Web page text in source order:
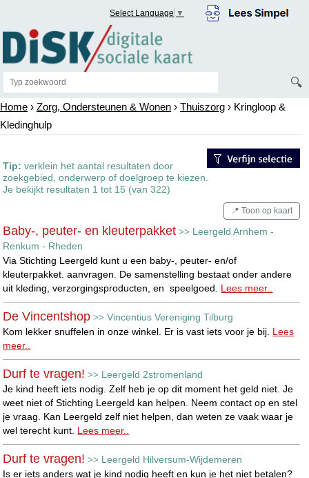
Select Language ▼
🔍
Home › Zorg, Ondersteunen & Wonen › Thuiszorg › Kringloop &
Kledinghulp
Tip: verklein het aantal resultaten door
zoekgebied, onderwerp of doelgroep te kiezen.
Je bekijkt resultaten 1 tot 15 (van 322)
📍 Toon op kaart
Baby-, peuter- en kleuterpakket >> Leergeld Arnhem -
Renkum - Rheden
Via Stichting Leergeld kunt u een baby-, peuter- en/of
kleuterpakket. aanvragen. De samenstelling bestaat onder andere
uit kleding, verzorgingsproducten, en speelgoed. Lees meer..
De Vincentshop >>Vincentius Vereniging Tilburg
Kom lekker snuffelen in onze winkel. Er is vast iets voor je bij. Lees
meer..
Durf te vragen! >> Leergeld 2stromenland
Je kind heeft iets nodig. Zelf heb je op dit moment het geld niet. Je
weet niet of Stichting Leergeld kan helpen. Neem contact op en stel
je vraag. Kan Leergeld zelf niet helpen, dan weten ze vaak waar je
wel terecht kunt. Lees meer..
Durf te vragen! >> Leergeld Hilversum-Wijdemeren
Is er iets anders wat je kind nodig heeft en kun je het niet betalen?